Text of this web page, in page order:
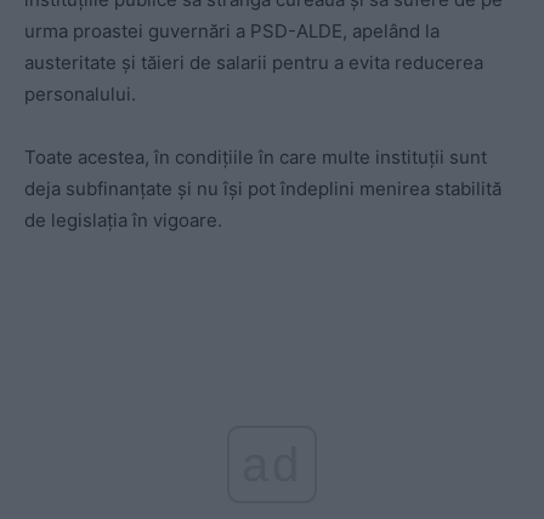
urma proastei guvernări a PSD-ALDE, apelând la
austeritate și tăieri de salarii pentru a evita reducerea
personalului.
Toate acestea, în condițiile în care multe instituții sunt
deja subfinanțate și nu își pot îndeplini menirea stabilită
de legislația în vigoare.